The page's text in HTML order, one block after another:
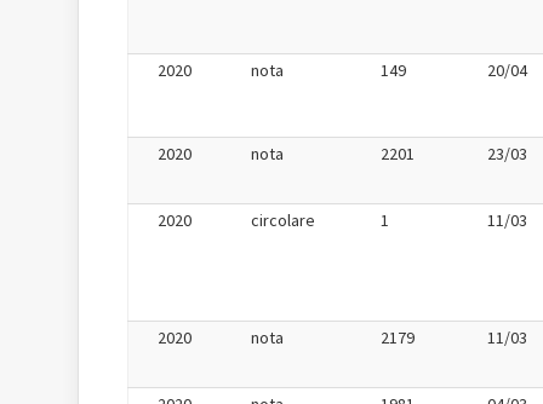
2020 nota 149 20/04
2020 nota 2201 23/03
2020 circolare 1 11/03
2020 nota 2179 11/03